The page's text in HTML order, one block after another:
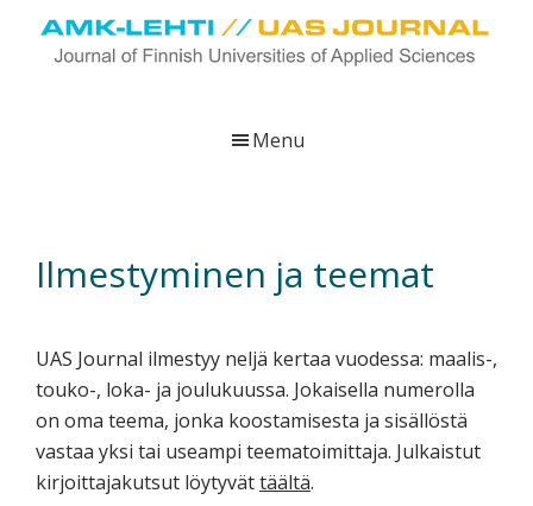
viestittää
kehittämis-
ja
innovaatiotoiminnasta
sekä
ammattikorkeakoulutusta
Menu
Ilmestyminen ja teemat
UAS Journal ilmestyy neljä kertaa vuodessa: maalis-,
touko-, loka- ja joulukuussa. Jokaisella numerolla
on oma teema, jonka koostamisesta ja sisällöstä
vastaa yksi tai useampi teematoimittaja. Julkaistut
kirjoittajakutsut löytyvättäältä.